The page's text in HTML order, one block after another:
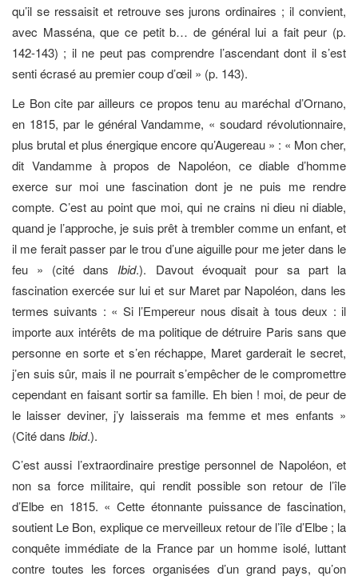
qu’il se ressaisit et retrouve ses jurons ordinaires ; il convient,
avec Masséna, que ce petit b… de général lui a fait peur (p.
142-143) ; il ne peut pas comprendre l’ascendant dont il s’est
senti écrasé au premier coup d’œil » (p. 143).
Le Bon cite par ailleurs ce propos tenu au maréchal d’Ornano,
en 1815, par le général Vandamme, « soudard révolutionnaire,
plus brutal et plus énergique encore qu’Augereau » : « Mon cher,
dit Vandamme à propos de Napoléon, ce diable d’homme
exerce sur moi une fascination dont je ne puis me rendre
compte. C’est au point que moi, qui ne crains ni dieu ni diable,
quand je l’approche, je suis prêt à trembler comme un enfant, et
il me ferait passer par le trou d’une aiguille pour me jeter dans le
feu » (cité dans Ibid.). Davout évoquait pour sa part la
fascination exercée sur lui et sur Maret par Napoléon, dans les
termes suivants : « Si l’Empereur nous disait à tous deux : il
importe aux intérêts de ma politique de détruire Paris sans que
personne en sorte et s’en réchappe, Maret garderait le secret,
j’en suis sûr, mais il ne pourrait s’empêcher de le compromettre
cependant en faisant sortir sa famille. Eh bien ! moi, de peur de
le laisser deviner, j’y laisserais ma femme et mes enfants »
(Cité dans Ibid.).
C’est aussi l’extraordinaire prestige personnel de Napoléon, et
non sa force militaire, qui rendit possible son retour de l’île
d’Elbe en 1815. « Cette étonnante puissance de fascination,
soutient Le Bon, explique ce merveilleux retour de l’île d’Elbe ; la
conquête immédiate de la France par un homme isolé, luttant
contre toutes les forces organisées d’un grand pays, qu’on